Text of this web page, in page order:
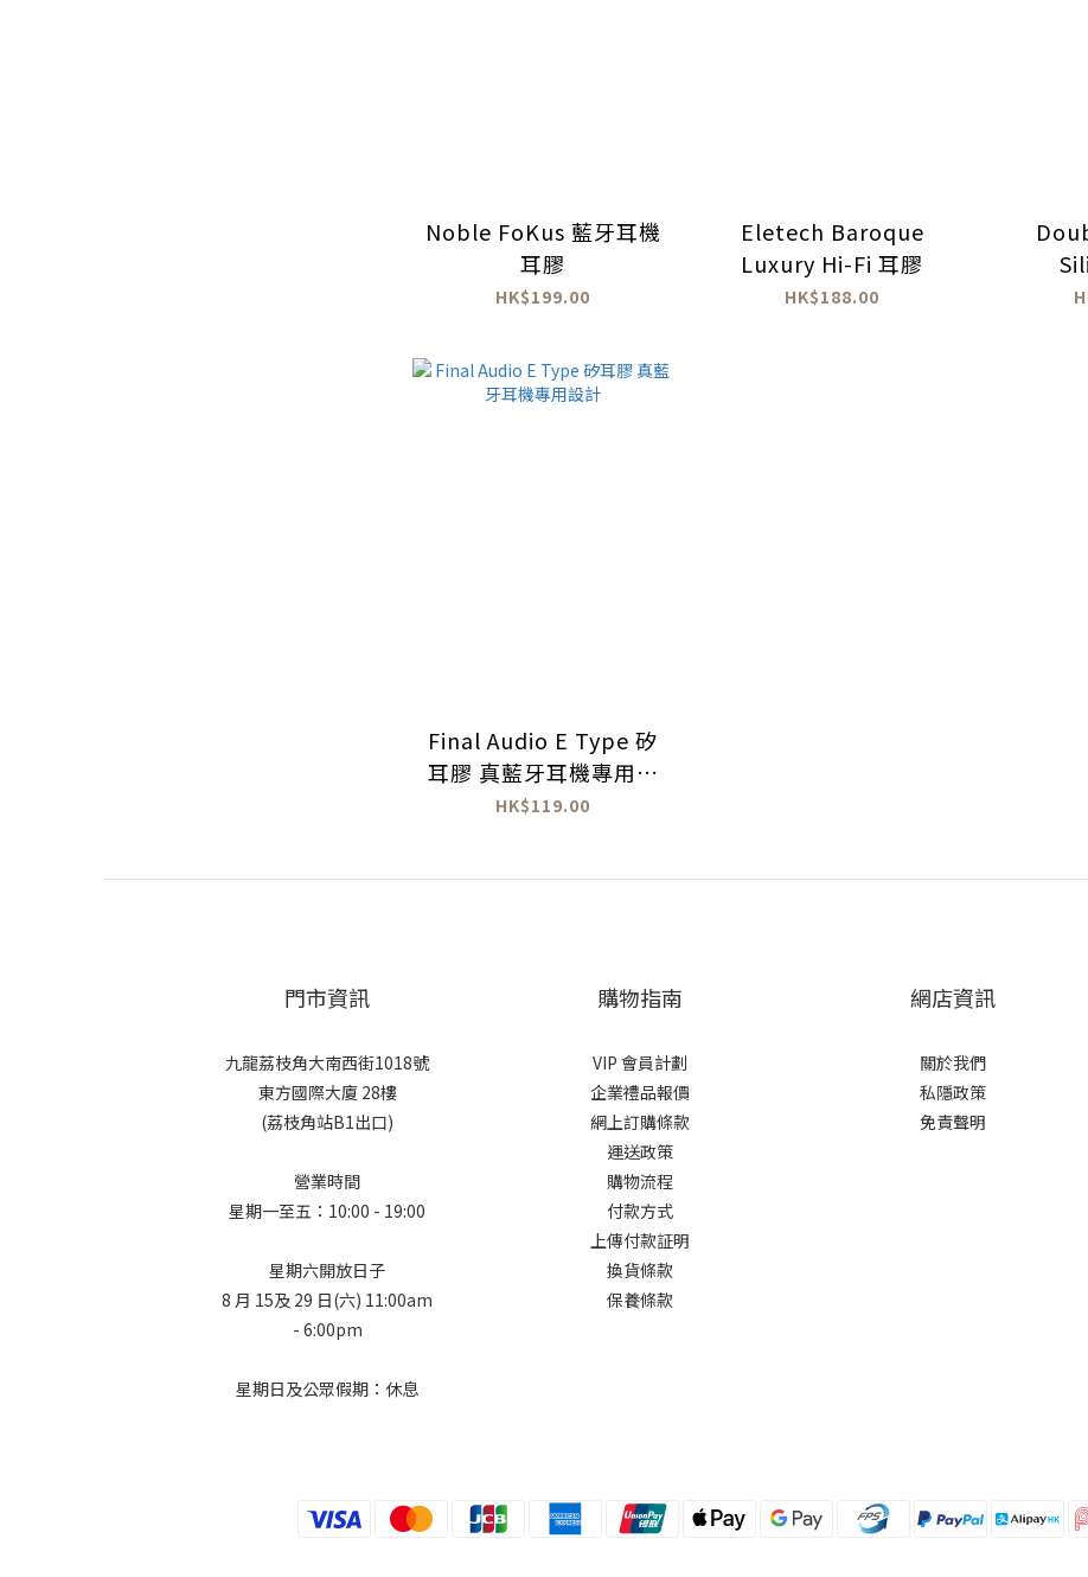
Noble FoKus 藍牙耳機
耳膠
HK$199.00
Eletech Baroque
Luxury Hi-Fi 耳膠
HK$188.00
Final Audio E Type 矽
耳膠 真藍牙耳機專用設
計
HK$119.00
門市資訊
九龍荔枝角大南西街1018號
東方國際大廈 28樓
(荔枝角站B1出口)
營業時間
星期一至五：10:00 - 19:00
星期六開放日子
8 月 15及 29 日(六) 11:00am
- 6:00pm
星期日及公眾假期：休息
購物指南
VIP 會員計劃
企業禮品報價
網上訂購條款
運送政策
購物流程
付款方式
上傳付款証明
換貨條款
保養條款
網店資訊
關於我們
私隱政策
免責聲明